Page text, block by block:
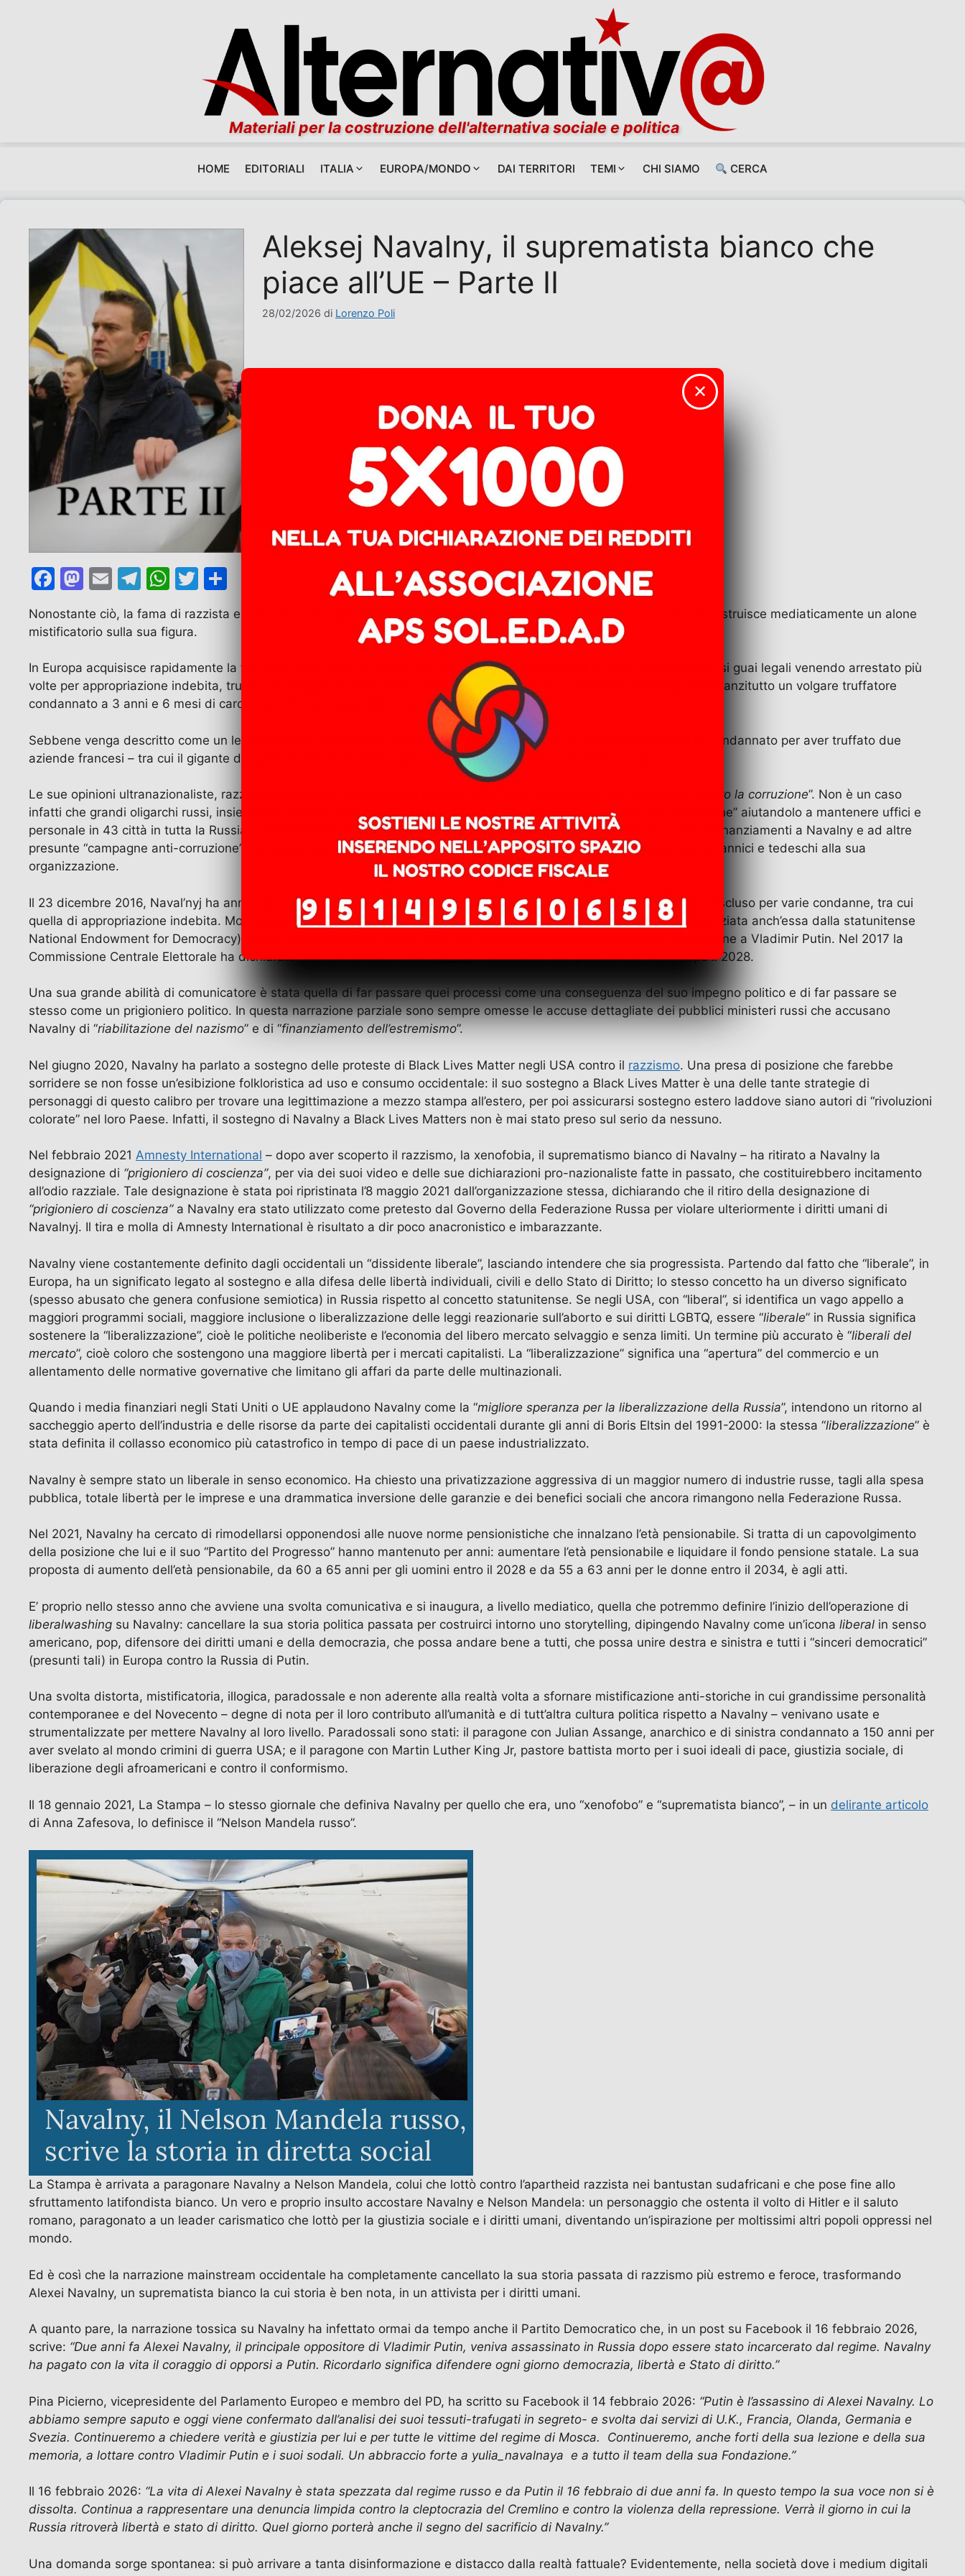
Materiali per la costruzione dell'alternativa sociale e politica
HOME EDITORIALI ITALIA EUROPA/MONDO DAI TERRITORI TEMI CHI SIAMO CERCA
Aleksej Navalny, il suprematista bianco che
piace all’UE – Parte II
28/02/2026 di Lorenzo Poli
F
c
b
o
o
k
M
st
d
o
n
E
ai
T
e
a
m
W
at
s
A
p
p
T
itt n
vi
di
Nonostante ciò, la fama di razzista e xenofobo russo più a destra di Putin, non si radica in Occidente. Anzi, spesso si costruisce mediaticamente un alone
mistificatorio sulla sua figura.
In Europa acquisisce rapidamente la fama di “attivista anti-corruzione”, nonostante Aleksej Navalny abbia avuto numerosi guai legali venendo arrestato più
volte per appropriazione indebita, truffe e maneggio di consistenti cifre di denaro provenienti dall’estero. Navalny era innanzitutto un volgare truffatore
condannato a 3 anni e 6 mesi di carcere per frode e appropriazione indebita.
Sebbene venga descritto come un leader politico perseguitato dal dittatore Putin per ragioni di coscienza, in realtà fu condannato per aver truffato due
aziende francesi – tra cui il gigante dei cosmetici Yves Rocher – per una somma pari a mezzo milione di Euro.
Le sue opinioni ultranazionaliste, razziste, xenofobe e suprematiste bianche sono state mascherate da “campagne contro la corruzione”. Non è un caso
infatti che grandi oligarchi russi, insieme ad agenzie occidentali, iniziarono a finanziare la sua “Fondazione Anti-corruzione” aiutandolo a mantenere uffici e
personale in 43 città in tutta la Russia. Il National Endowment for Democracy degli Stati Uniti fornì 5 milioni di dollari in finanziamenti a Navalny e ad altre
presunte “campagne anti-corruzione”. Per non parlare dei milioni di dollari provenienti dai finanziamenti statunitensi, britannici e tedeschi alla sua
organizzazione.
Il 23 dicembre 2016, Naval’nyj ha annunciato la propria candidatura alle elezioni presidenziali russe, ma poi ne è stato escluso per varie condanne, tra cui
quella di appropriazione indebita. Molti governi filo-occidentali, Amnesty Internationale la ong Memorial di Mosca (finanziata anch’essa dalla statunitense
National Endowment for Democracy) hanno sostenuto che la causa delle sue condanne sia dovuta alla stessa opposizione a Vladimir Putin. Nel 2017 la
Commissione Centrale Elettorale ha dichiarato che non sarebbe statoidoneoa candidarsi alla presidenza fino a dopo il 2028.
Una sua grande abilità di comunicatore è stata quella di far passare quei processi come una conseguenza del suo impegno politico e di far passare se
stesso come un prigioniero politico. In questa narrazione parziale sono sempre omesse le accuse dettagliate dei pubblici ministeri russi che accusano
Navalny di “riabilitazione del nazismo” e di “finanziamento dell’estremismo”.
Nel giugno 2020, Navalny ha parlato a sostegno delle proteste di Black Lives Matter negli USA contro il razzismo. Una presa di posizione che farebbe
sorridere se non fosse un’esibizione folkloristica ad uso e consumo occidentale: il suo sostegno a Black Lives Matter è una delle tante strategie di
personaggi di questo calibro per trovare una legittimazione a mezzo stampa all’estero, per poi assicurarsi sostegno estero laddove siano autori di “rivoluzioni
colorate” nel loro Paese. Infatti, il sostegno di Navalny a Black Lives Matters non è mai stato preso sul serio da nessuno.
Nel febbraio 2021 Amnesty International – dopo aver scoperto il razzismo, la xenofobia, il suprematismo bianco di Navalny – ha ritirato a Navalny la
designazione di “prigioniero di coscienza”, per via dei suoi video e delle sue dichiarazioni pro-nazionaliste fatte in passato, che costituirebbero incitamento
all’odio razziale. Tale designazione è stata poi ripristinata l’8 maggio 2021 dall’organizzazione stessa, dichiarando che il ritiro della designazione di
“prigioniero di coscienza”a Navalny era stato utilizzato come pretesto dal Governo della Federazione Russa per violare ulteriormente i diritti umani di
Navalnyj. Il tira e molla di Amnesty International è risultato a dir poco anacronistico e imbarazzante.
Navalny viene costantemente definito dagli occidentali un “dissidente liberale”, lasciando intendere che sia progressista. Partendo dal fatto che “liberale”, in
Europa, ha un significato legato al sostegno e alla difesa delle libertà individuali, civili e dello Stato di Diritto; lo stesso concetto ha un diverso significato
(spesso abusato che genera confusione semiotica) in Russia rispetto al concetto statunitense. Se negli USA, con “liberal”, si identifica un vago appello a
maggiori programmi sociali, maggiore inclusione o liberalizzazione delle leggi reazionarie sull’aborto e sui diritti LGBTQ, essere “liberale” in Russia significa
sostenere la “liberalizzazione”, cioè le politiche neoliberiste e l’economia del libero mercato selvaggio e senza limiti. Un termine più accurato è “liberali del
mercato”, cioè coloro che sostengono una maggiore libertà per i mercati capitalisti. La “liberalizzazione” significa una “apertura” del commercio e un
allentamento delle normative governative che limitano gli affari da parte delle multinazionali.
Quando i media finanziari negli Stati Uniti o UE applaudono Navalny come la “migliore speranza per la liberalizzazione della Russia”, intendono un ritorno al
saccheggio aperto dell’industria e delle risorse da parte dei capitalisti occidentali durante gli anni di Boris Eltsin del 1991-2000: la stessa “liberalizzazione” è
stata definita il collasso economico più catastrofico in tempo di pace di un paese industrializzato.
Navalny è sempre stato un liberale in senso economico. Ha chiesto una privatizzazione aggressiva di un maggior numero di industrie russe, tagli alla spesa
pubblica, totale libertà per le imprese e una drammatica inversione delle garanzie e dei benefici sociali che ancora rimangono nella Federazione Russa.
Nel 2021, Navalny ha cercato di rimodellarsi opponendosi alle nuove norme pensionistiche che innalzano l’età pensionabile. Si tratta di un capovolgimento
della posizione che lui e il suo “Partito del Progresso” hanno mantenuto per anni: aumentare l’età pensionabile e liquidare il fondo pensione statale. La sua
proposta di aumento dell’età pensionabile, da 60 a 65 anni per gli uomini entro il 2028 e da 55 a 63 anni per le donne entro il 2034, è agli atti.
E’ proprio nello stesso anno che avviene una svolta comunicativa e si inaugura, a livello mediatico, quella che potremmo definire l’inizio dell’operazione di
liberalwashing su Navalny: cancellare la sua storia politica passata per costruirci intorno uno storytelling, dipingendo Navalny come un’icona liberal in senso
americano, pop, difensore dei diritti umani e della democrazia, che possa andare bene a tutti, che possa unire destra e sinistra e tutti i “sinceri democratici”
(presunti tali) in Europa contro la Russia di Putin.
Una svolta distorta, mistificatoria, illogica, paradossale e non aderente alla realtà volta a sfornare mistificazione anti-storiche in cui grandissime personalità
contemporanee e del Novecento – degne di nota per il loro contributo all’umanità e di tutt’altra cultura politica rispetto a Navalny – venivano usate e
strumentalizzate per mettere Navalny al loro livello. Paradossali sono stati: il paragone con Julian Assange, anarchico e di sinistra condannato a 150 anni per
aver svelato al mondo crimini di guerra USA; e il paragone con Martin Luther King Jr, pastore battista morto per i suoi ideali di pace, giustizia sociale, di
liberazione degli afroamericani e contro il conformismo.
Il 18 gennaio 2021, La Stampa – lo stesso giornale che definiva Navalny per quello che era, uno “xenofobo” e “suprematista bianco”, – in un delirante articolo
di Anna Zafesova, lo definisce il “Nelson Mandela russo”.
La Stampa è arrivata a paragonare Navalny a Nelson Mandela, colui che lottò contro l’apartheid razzista nei bantustan sudafricani e che pose fine allo
sfruttamento latifondista bianco. Un vero e proprio insulto accostare Navalny e Nelson Mandela: un personaggio che ostenta il volto di Hitler e il saluto
romano, paragonato a un leader carismatico che lottò per la giustizia sociale e i diritti umani, diventando un’ispirazione per moltissimi altri popoli oppressi nel
mondo.
Ed è così che la narrazione mainstream occidentale ha completamente cancellato la sua storia passata di razzismo più estremo e feroce, trasformando
Alexei Navalny, un suprematista bianco la cui storia è ben nota, in un attivista per i diritti umani.
A quanto pare, la narrazione tossica su Navalny ha infettato ormai da tempo anche il Partito Democratico che, in un post su Facebook il 16 febbraio 2026,
scrive: “Due anni fa Alexei Navalny, il principale oppositore di Vladimir Putin, veniva assassinato in Russia dopo essere stato incarcerato dal regime. Navalny
ha pagato con la vita il coraggio di opporsi a Putin. Ricordarlo significa difendere ogni giorno democrazia, libertà e Stato di diritto.”
Pina Picierno, vicepresidente del Parlamento Europeo e membro del PD, ha scritto su Facebook il 14 febbraio 2026: “Putin è l’assassino di Alexei Navalny. Lo
abbiamo sempre saputo e oggi viene confermato dall’analisi dei suoi tessuti-trafugati in segreto- e svolta dai servizi di U.K., Francia, Olanda, Germania e
Svezia. Continueremo a chiedere verità e giustizia per lui e per tutte le vittime del regime di Mosca. Continueremo, anche forti della sua lezione e della sua
memoria, a lottare contro Vladimir Putin e i suoi sodali. Un abbraccio forte a yulia_navalnaya e a tutto il team della sua Fondazione.”
Il 16 febbraio 2026: “La vita di Alexei Navalny è stata spezzata dal regime russo e da Putin il 16 febbraio di due anni fa. In questo tempo la sua voce non si è
dissolta. Continua a rappresentare una denuncia limpida contro la cleptocrazia del Cremlino e contro la violenza della repressione. Verrà il giorno in cui la
Russia ritroverà libertà e stato di diritto. Quel giorno porterà anche il segno del sacrificio di Navalny.”
Una domanda sorge spontanea: si può arrivare a tanta disinformazione e distacco dalla realtà fattuale? Evidentemente, nella società dove i medium digitali
✕